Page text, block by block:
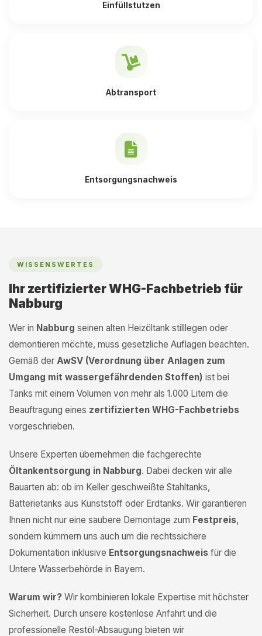
Einfüllstutzen
Abtransport
Entsorgungsnachweis
WISSENSWERTES
Ihr zertifizierter WHG-Fachbetrieb für
Nabburg
Wer in Nabburg seinen alten Heizöltank stilllegen oder
demontieren möchte, muss gesetzliche Auflagen beachten.
Gemäß der AwSV (Verordnung über Anlagen zum
Umgang mit wassergefährdenden Stoffen) ist bei
Tanks mit einem Volumen von mehr als 1.000 Litern die
Beauftragung eines zertifizierten WHG-Fachbetriebs
vorgeschrieben.
Unsere Experten übernehmen die fachgerechte
Öltankentsorgung in Nabburg. Dabei decken wir alle
Bauarten ab: ob im Keller geschweißte Stahltanks,
Batterietanks aus Kunststoff oder Erdtanks. Wir garantieren
Ihnen nicht nur eine saubere Demontage zum Festpreis,
sondern kümmern uns auch um die rechtssichere
Dokumentation inklusive Entsorgungsnachweis für die
Untere Wasserbehörde in Bayern.
Warum wir? Wir kombinieren lokale Expertise mit höchster
Sicherheit. Durch unsere kostenlose Anfahrt und die
professionelle Restöl-Absaugung bieten wir